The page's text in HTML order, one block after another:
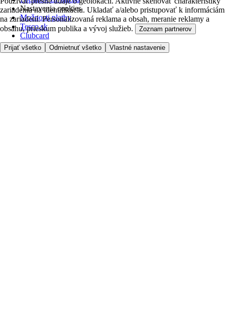
zariadenia na identifikáciu. Ukladať a/alebo pristupovať k informáciám
na zariadení. Personalizovaná reklama a obsah, meranie reklamy a
obsahu, prieskum publika a vývoj služieb.
Zoznam partnerov
Prijať všetko Odmietnuť všetko Vlastné nastavenie
Nastavenia cookies
Možnosti platby
Tesco.sk
Clubcard
Pred prvým nákupom